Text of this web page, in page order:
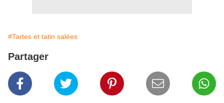
#Tartes et tatin salées
Partager